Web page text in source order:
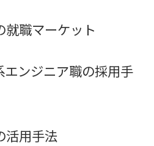
職マーケット
ンジニア職の採用手
活用手法